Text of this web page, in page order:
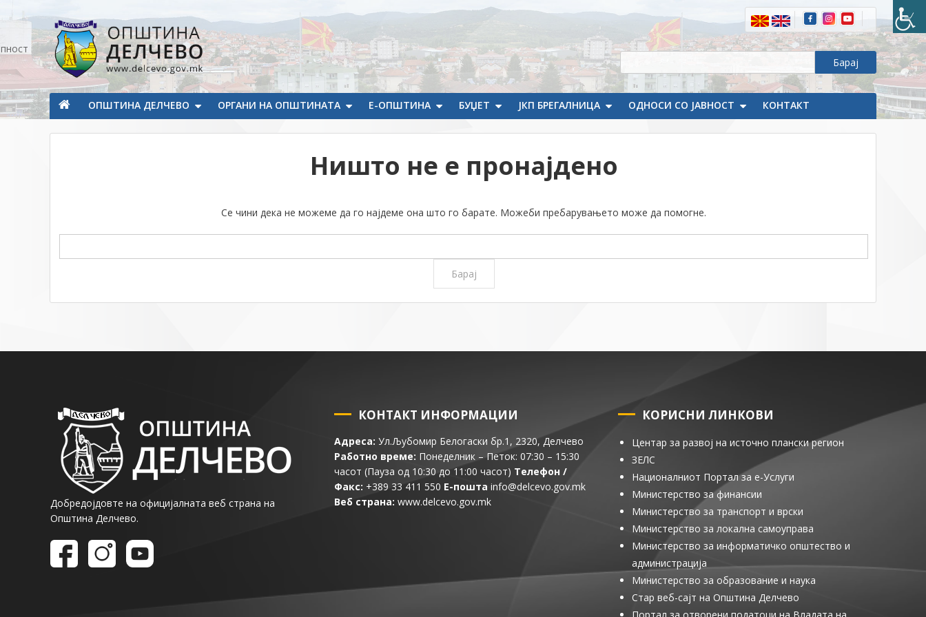
Општина Делчево
Општина Делчево
ОПШТИНА ДЕЛЧЕВО ОРГАНИ НА ОПШТИНАТА Е-ОПШТИНА БУЏЕТ ЈКП БРЕГАЛНИЦА ОДНОСИ СО ЈАВНОСТ КОНТАКТ
Ништо не е пронајдено
Се чини дека не можеме да го најдеме она што го барате. Можеби пребарувањето може да помогне.
Добредојдовте на официјалната веб страна на
Општина Делчево.
КОНТАКТ ИНФОРМАЦИИ
Адреса: Ул.Љубомир Белогаски бр.1, 2320, Делчево
Работно време: Понеделник – Петок: 07:30 – 15:30
часот (Пауза од 10:30 до 11:00 часот) Телефон /
Факс: +389 33 411 550 Е-пошта info@delcevo.gov.mk
Веб страна: www.delcevo.gov.mk
КОРИСНИ ЛИНКОВИ
Центар за развој на источно плански регион
ЗЕЛС
Националниот Портал за е-Услуги
Министерство за финансии
Министерство за транспорт и врски
Министерство за локална самоуправа
Министерство за информатичко општество и
администрација
Министерство за образование и наука
Стар веб-сајт на Општина Делчево